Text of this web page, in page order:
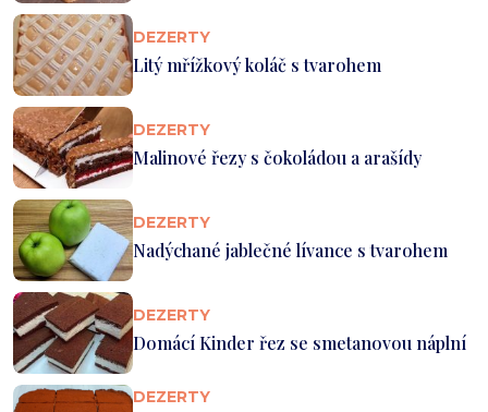
DEZERTY
Litý mřížkový koláč s tvarohem
DEZERTY
Malinové řezy s čokoládou a arašídy
DEZERTY
Nadýchané jablečné lívance s tvarohem
DEZERTY
Domácí Kinder řez se smetanovou náplní
DEZERTY